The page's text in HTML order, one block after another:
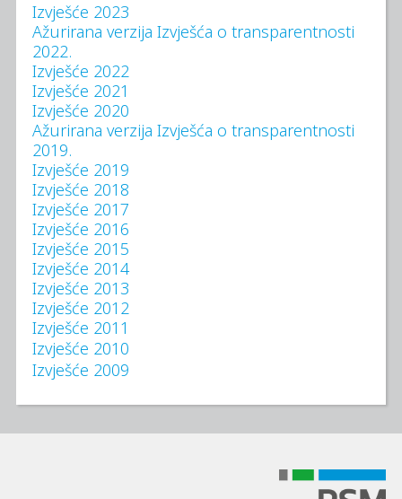
Izvješće 2023
Ažurirana verzija Izvješća o transparentnosti
2022.
Izvješće 2022
Izvješće 2021
Izvješće 2020
Ažurirana verzija Izvješća o transparentnosti
2019.
Izvješće 2019
Izvješće 2018
Izvješće 2017
Izvješće 2016
Izvješće 2015
Izvješće 2014
Izvješće 2013
Izvješće 2012
Izvješće 2011
Izvješće 2010
Izvješće 2009